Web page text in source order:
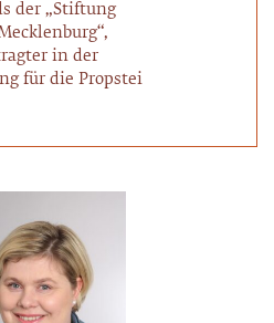
der „Stiftung
in der
für die Propstei